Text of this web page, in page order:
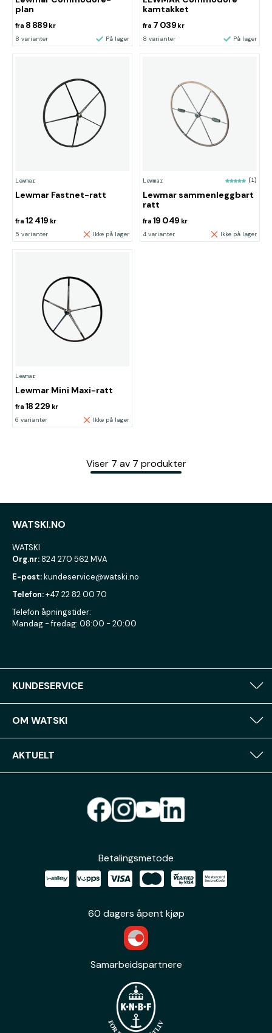
plan
fra 8 889 kr
8 varianter På lager
kamtakket
fra 7 039 kr
8 varianter På lager
Lewmar
Lewmar Fastnet-ratt
fra 12 419 kr
5 varianter Ikke på lager
Lewmar (1)
Lewmar sammenleggbart
ratt
fra 19 049 kr
4 varianter Ikke på lager
Lewmar
Lewmar Mini Maxi-ratt
fra 18 229 kr
6 varianter Ikke på lager
Viser 7 av 7 produkter
WATSKI.NO
WATSKI
Org.nr:824 270 562 MVA
E-post:kundeservice@watski.no
Telefon:+47 22 82 00 70
Telefon åpningstider:
Mandag - fredag: 08:00 - 20:00
KUNDESERVICE
OM WATSKI
AKTUELT
Betalingsmetode
60 dagers åpent kjøp
Samarbeidspartnere